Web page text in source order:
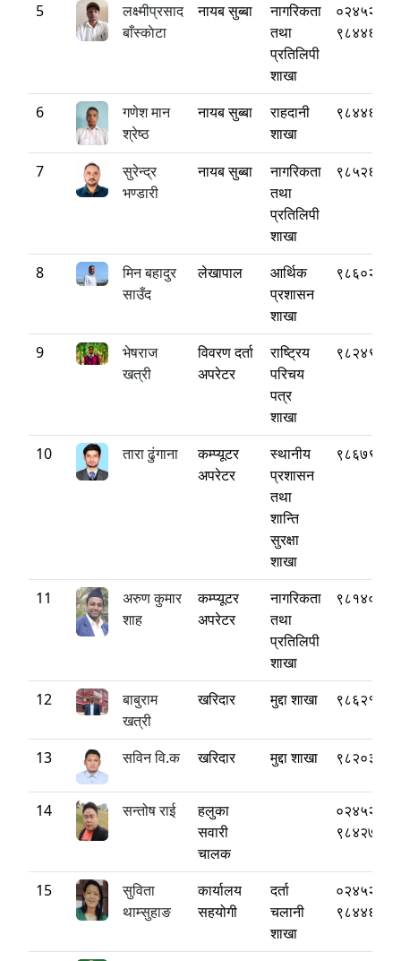
5
लक्ष्मीप्रसाद
बाँस्काेटा
नायब सुब्बा
नागरिकता
तथा
प्रतिलिपी
शाखा
6
गणेश मान
श्रेष्ठ
नायब सुब्बा
राहदानी
शाखा
7
सुरेन्द्र
भण्डारी
नायब सुब्बा
नागरिकता
तथा
प्रतिलिपी
शाखा
8
मिन बहादुर
साउँद
लेखापाल
आर्थिक
प्रशासन
शाखा
9
भेषराज
खत्री
विवरण दर्ता
अपरेटर
राष्ट्रिय
परिचय
पत्र
शाखा
10 तारा ढुंगाना
कम्प्यूटर
अपरेटर
स्थानीय
प्रशासन
तथा
शान्ति
सुरक्षा
शाखा
11
अरुण कुमार
शाह
कम्प्यूटर
अपरेटर
नागरिकता
तथा
प्रतिलिपी
शाखा
12
बाबुराम
खत्री
खरिदार मुद्दा शाखा
13 सविन वि.क खरिदार मुद्दा शाखा
14 सन्तोष राई
हलुका
सवारी
चालक
15
सुविता
थाम्सुहाङ
कार्यालय
सहयोगी
दर्ता
चलानी
शाखा